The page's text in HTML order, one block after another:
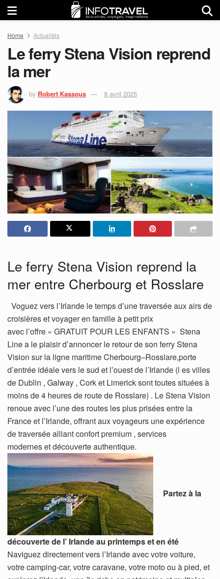
Home Actualités
Le ferry Stena Vision reprend
la mer
by Robert Kassous 8 avril 2025
Le ferry Stena Vision reprend la
mer entre Cherbourg et Rosslare
Voguez vers l’Irlande le temps d’une traversée aux airs de
croisières et voyager en famille à petit prix
avec l’offre « GRATUIT POUR LES ENFANTS » Stena
Line a le plaisir d’annoncer le retour de son ferry Stena
Vision sur la ligne maritime Cherbourg–Rosslare,porte
d’entrée idéale vers le sud et l’ouest de l’Irlande (l es villes
de Dublin , Galway , Cork et Limerick sont toutes situées à
moins de 4 heures de route de Rosslare) . Le Stena Vision
renoue avec l’une des routes les plus prisées entre la
France et l’Irlande, offrant aux voyageurs une expérience
de traversée alliant confort premium , services
modernes et découverte authentique.
Partez à la
découverte de l’ Irlande au printemps et en été
Naviguez directement vers l’Irlande avec votre voiture,
votre camping-car, votre caravane, votre moto ou à pied, et